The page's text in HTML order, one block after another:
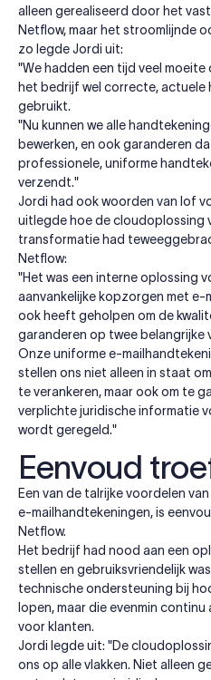
alleen gerealiseerd door het
Netflow, maar het stroomlijnde
zo legde Jordi uit:
"We hadden een tijd veel moeite
het bedrijf wel correcte, actuele
gebruikt.
"Nu kunnen we alle
bewerken, en ook garanderen
professionele, uniforme
verzendt."
Jordi had ook woorden van lof
uitlegde hoe de cloudoplossing
transformatie had
Netflow:
"Het was een interne oplossing
aanvankelijke kopzorgen met e-
ook heeft geholpen om de
garanderen op twee belangrijke
Onze uniforme e-
stellen ons niet alleen in staat
te verankeren, maar ook om te
verplichte juridische informatie
wordt geregeld."
Eenvoud
Een van de talrijke voordelen
e-mailhandtekeningen, is
Netflow.
Het bedrijf had nood aan een
stellen en gebruiksvriendelijk
technische ondersteuning bij
lopen, maar die evenmin
voor klanten.
Jordi legde uit: "De
ons op alle vlakken. Niet alleen